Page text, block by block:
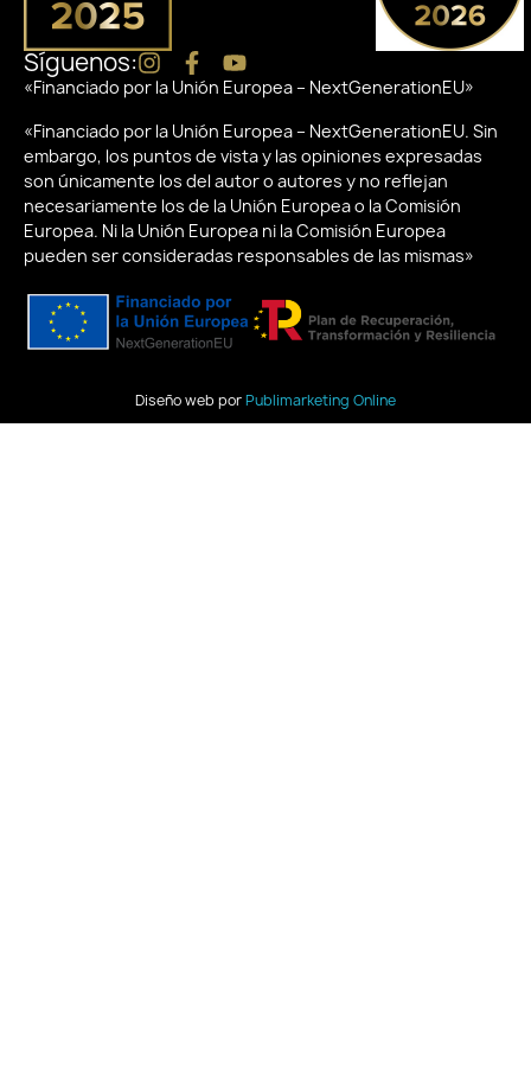
Síguenos:
«Financiado por la Unión Europea – NextGenerationEU»
«Financiado por la Unión Europea – NextGenerationEU. Sin
embargo, los puntos de vista y las opiniones expresadas
son únicamente los del autor o autores y no reflejan
necesariamente los de la Unión Europea o la Comisión
Europea. Ni la Unión Europea ni la Comisión Europea
pueden ser consideradas responsables de las mismas»
Diseño web porPublimarketing Online